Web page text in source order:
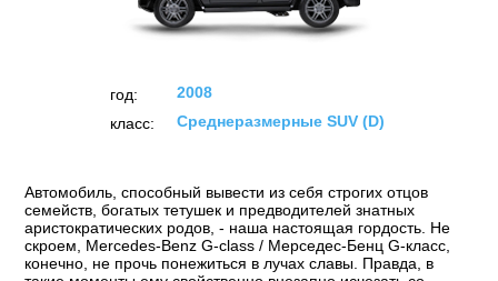
Mercedes-Benz G-class (2008)
год:
2008